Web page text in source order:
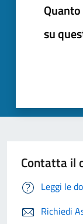
su
Contatta il
Leggi le
Richiedi